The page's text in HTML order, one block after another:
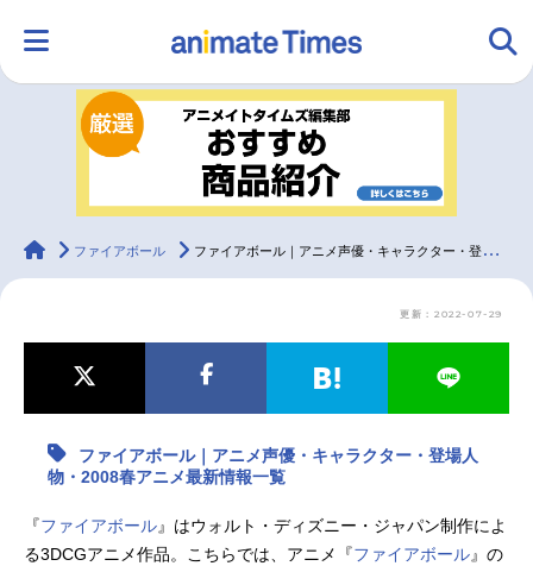
ランキング アニメ
ラジオ みんなの声
最新記事一覧
アニメ記事一覧 声優記事一覧
animateTimes
ファイアボール ファイアボール｜アニメ声優・キャラクター・登場人物・2008春アニメ最新情報一覧
更新：2022-07-29
ファイアボール｜アニメ声優・キャラクター・登場人
物・2008春アニメ最新情報一覧
『ファイアボール』はウォルト・ディズニー・ジャパン制作によ
る3DCGアニメ作品。こちらでは、アニメ『ファイアボール』の